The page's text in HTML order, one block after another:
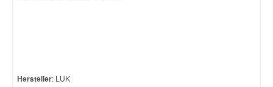
Hersteller: LUK